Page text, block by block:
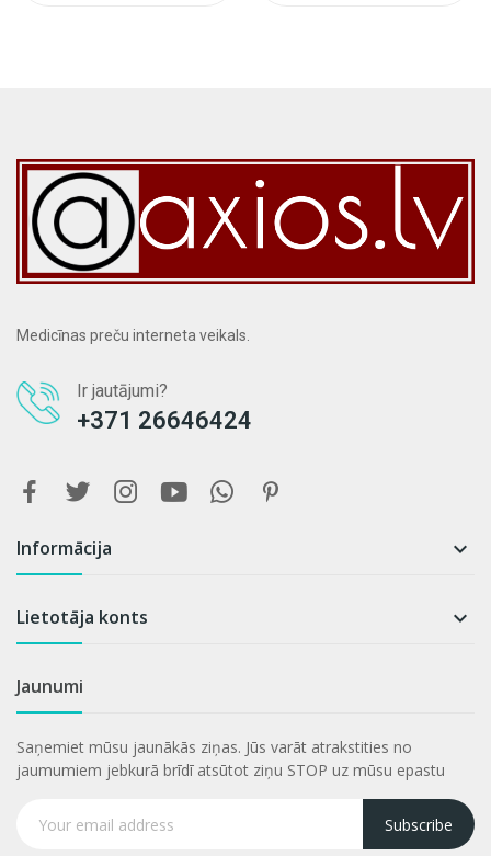
Medicīnas preču interneta veikals.
Ir jautājumi?
+371 26646424
Informācija 
Lietotāja konts 
Jaunumi
Saņemiet mūsu jaunākās ziņas. Jūs varāt atrakstities no
jaumumiem jebkurā brīdī atsūtot ziņu STOP uz mūsu epastu
Subscribe